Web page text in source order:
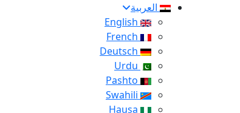
العربية